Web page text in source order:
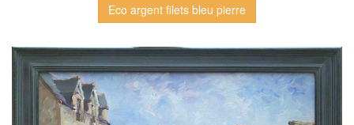
Eco argent filets bleu pierre